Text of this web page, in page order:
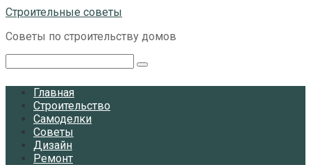
Перейти
контенту
Строительные советы
Советы по строительству домов
Главная
Строительство
Самоделки
Советы
Дизайн
Ремонт